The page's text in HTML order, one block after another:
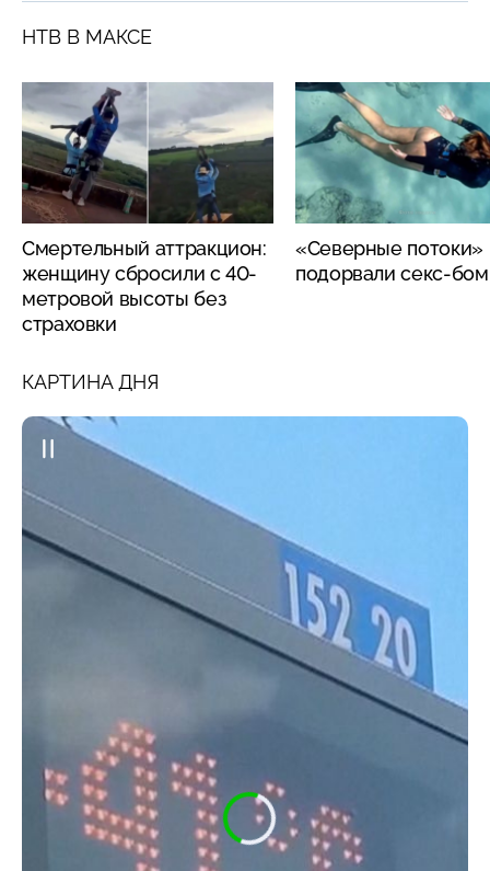
НТВ В МАКСЕ
Смертельный аттракцион:
женщину сбросили с 40-
метровой высоты без
страховки
«Северные потоки»
подорвали секс-
КАРТИНА ДНЯ